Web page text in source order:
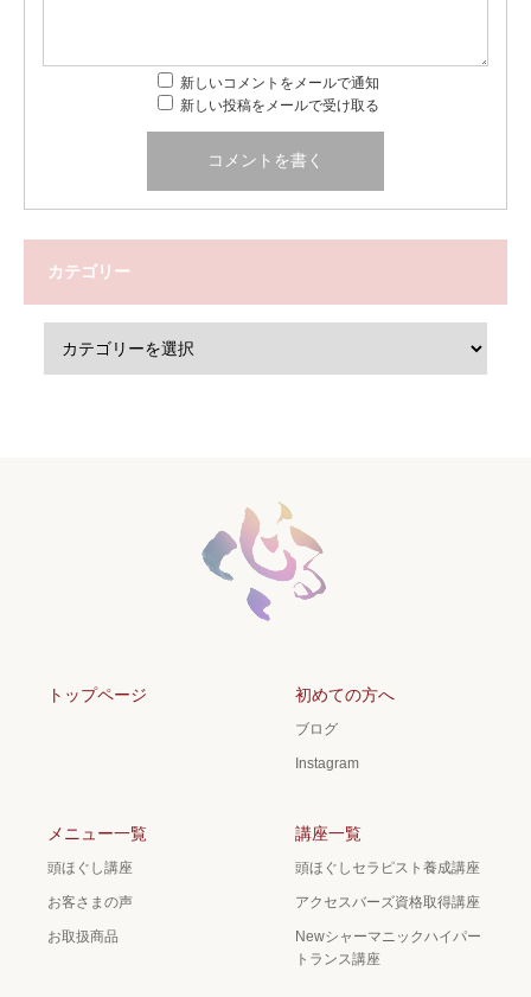
新しいコメントをメールで通知
新しい投稿をメールで受け取る
カテゴリー
トップページ 初めての方へ
ブログ
Instagram
メニュー一覧
頭ほぐし講座
お客さまの声
お取扱商品
講座一覧
頭ほぐしセラピスト養成講座
アクセスバーズ資格取得講座
Newシャーマニックハイパー
トランス講座